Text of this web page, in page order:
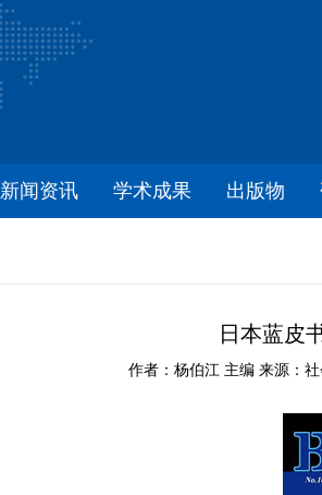
新闻资讯 学术成果 出版物
日本蓝皮
作者：杨伯江 主编 来源：